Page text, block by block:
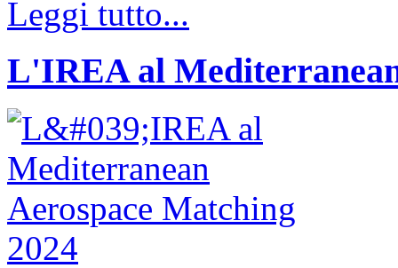
Leggi tutto...
L'IREA al